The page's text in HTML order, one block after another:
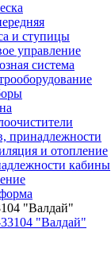
и ступицы
управление
система
принадлежности
и отопление
кабины
"Валдай"